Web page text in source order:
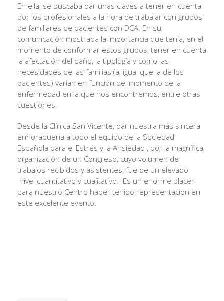
En ella, se buscaba dar unas claves a tener en cuenta
por los profesionales a la hora de trabajar con grupos
de familiares de pacientes con DCA. En su
comunicación mostraba la importancia que tenía, en el
momento de conformar estos grupos, tener en cuenta
la afectación del daño, la tipología y como las
necesidades de las familias (al igual que la de los
pacientes) varían en función del momento de la
enfermedad en la que nos encontremos, entre otras
cuestiones.
Desde la Clínica San Vicente, dar nuestra más sincera
enhorabuena a todo el equipo de la Sociedad
Española para el Estrés y la Ansiedad , por la magnífica
organización de un Congreso, cuyo volumen de
trabajos recibidos y asistentes, fue de un elevado
nivel cuantitativo y cualitativo. Es un enorme placer
para nuestro Centro haber tenido representación en
este excelente evento.